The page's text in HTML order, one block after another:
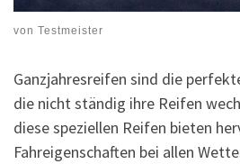
von Testmeister
Ganzjahresreifen sind die
die nicht ständig ihre Reifen
diese speziellen Reifen bieten
Fahreigenschaften bei allen